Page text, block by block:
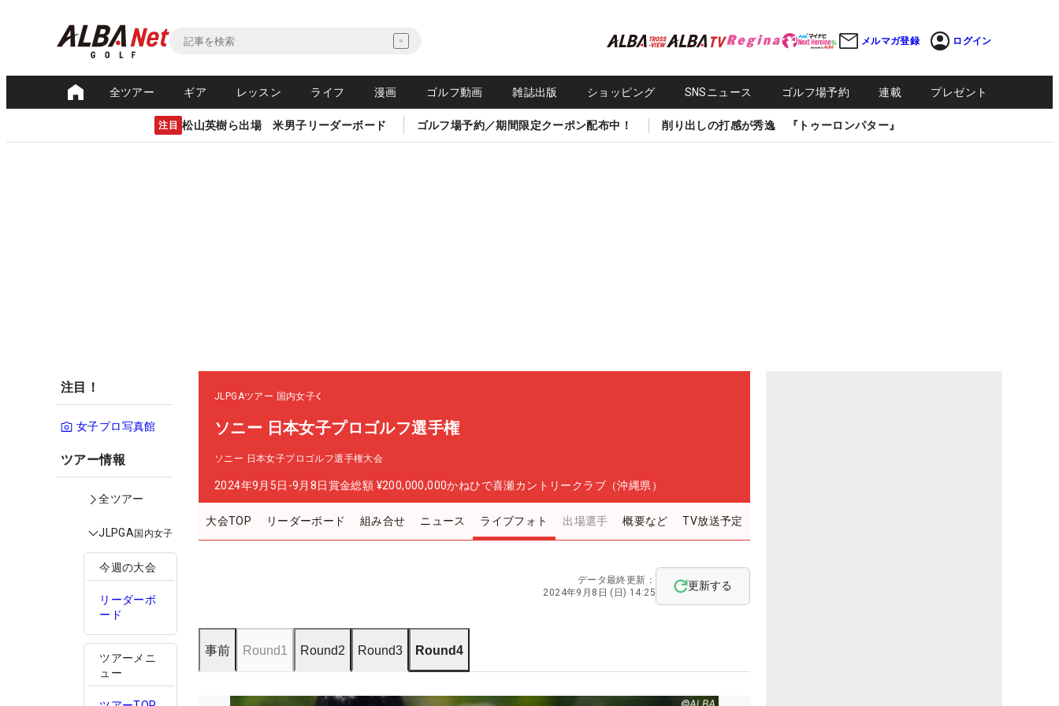
メルマガ登録 ログイン
全ツアー ギア レッスン ライフ 漫画 ゴルフ動画 雑誌出版 ショッピング SNSニュース ゴルフ場予約 連載 プレゼント
注目 松山英樹ら出場 米男子リーダーボード ゴルフ場予約／期間限定クーポン配布中！ 削り出しの打感が秀逸 『トゥーロンパター』
注目！
女子プロ写真館
ツアー情報
全ツアー
JLPGA国内女子
今週の大会
リーダーボ
ード
ツアーメニ
ュー
JLPGAツアー 国内女子
ソニー 日本女子プロゴルフ選手権
ソニー 日本女子プロゴルフ選手権大会
2024年9月5日-9月8日賞金総額 ¥200,000,000かねひで喜瀬カントリークラブ（沖縄県）
大会TOP リーダーボード 組み合せ ニュース ライブフォト 出場選手 概要など TV放送予定
データ最終更新：
2024年9月8日 (日) 14:25
更新する
事前 Round1 Round2 Round3 Round4